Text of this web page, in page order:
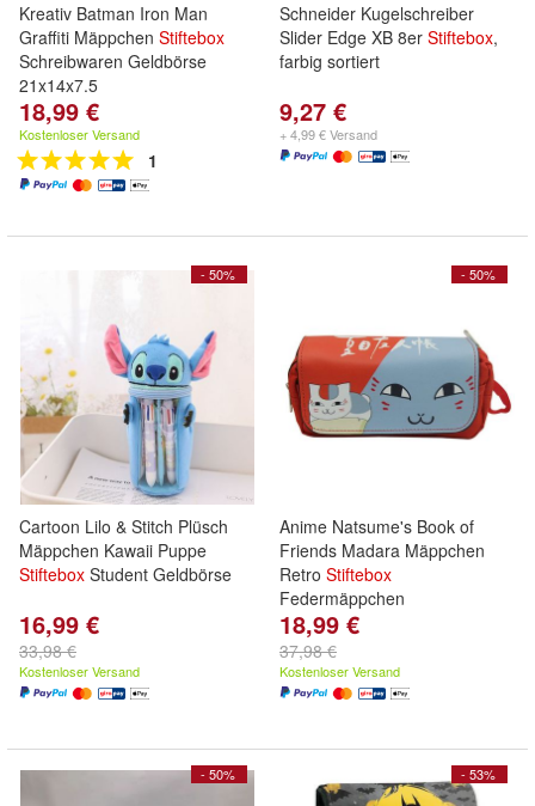
Kreativ Batman Iron Man
Graffiti Mäppchen Stiftebox
Schreibwaren Geldbörse
21x14x7.5
18,99 €
Kostenloser Versand
1
Schneider Kugelschreiber
Slider Edge XB 8er Stiftebox,
farbig sortiert
9,27 €
+ 4,99 € Versand
- 50%
Cartoon Lilo & Stitch Plüsch
Mäppchen Kawaii Puppe
Stiftebox Student Geldbörse
16,99 €
33,98 €
Kostenloser Versand
- 50%
Anime Natsume's Book of
Friends Madara Mäppchen
Retro Stiftebox
Federmäppchen
18,99 €
37,98 €
Kostenloser Versand
- 50% - 53%